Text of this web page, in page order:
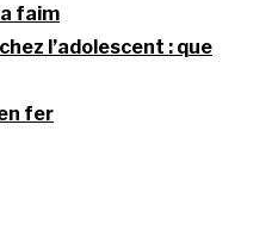
faim
l’adolescent : que
fer